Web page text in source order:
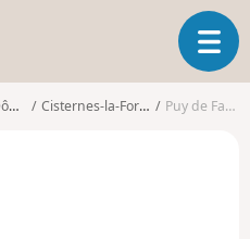
O
u
v
Cisternes-la-Forêt Puy de Faux